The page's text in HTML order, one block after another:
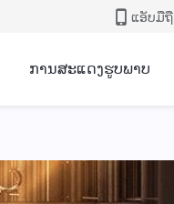
ແອັບມືຖື
ການສະແດງຮູບພາບ